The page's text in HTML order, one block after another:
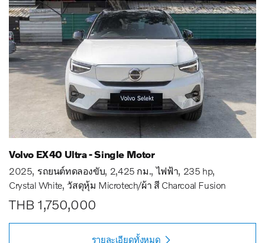
Volvo EX40 Ultra - Single Motor
2025 รถยนต์ทดลองขับ 2,425 กม. ไฟฟ้า 235 hp
Crystal White วัสดุหุ้ม Microtech/ผ้า สี Charcoal Fusion
THB 1,750,000
รายละเอียดทั้งหมด